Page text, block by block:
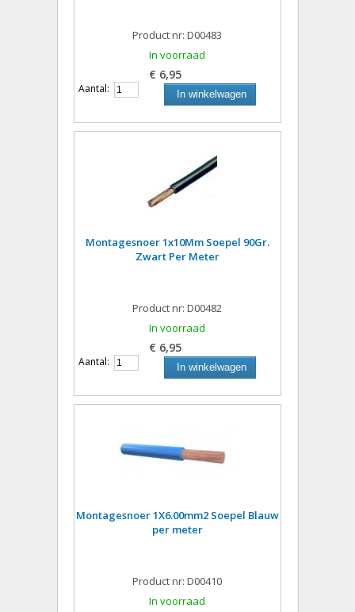
Product nr: D00483
In voorraad
€ 6,95
Aantal: In winkelwagen
Montagesnoer 1x10Mm Soepel 90Gr.
Zwart Per Meter
Product nr: D00482
In voorraad
€ 6,95
Aantal: In winkelwagen
Montagesnoer 1X6.00mm2 Soepel Blauw
per meter
Product nr: D00410
In voorraad